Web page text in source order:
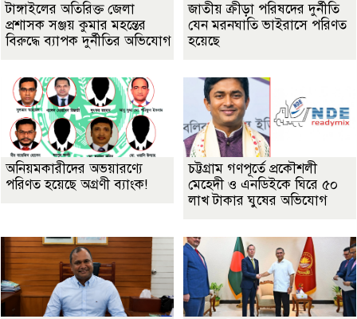
টাঙ্গাইলের অতিরিক্ত জেলা
প্রশাসক সঞ্জয় কুমার মহন্তের
বিরুদ্ধে ব্যাপক দুর্নীতির অভিযোগ
জাতীয় ক্রীড়া পরিষদের দুর্নীতি
যেন মরনঘাতি ভাইরাসে পরিণত
হয়েছে
অনিয়মকারীদের অভয়ারণ্যে
পরিণত হয়েছে অগ্রণী ব্যাংক!
চট্টগ্রাম গণপূর্তে প্রকৌশলী
মেহেদী ও এনডিইকে ঘিরে ৫০
লাখ টাকার ঘুষের অভিযোগ